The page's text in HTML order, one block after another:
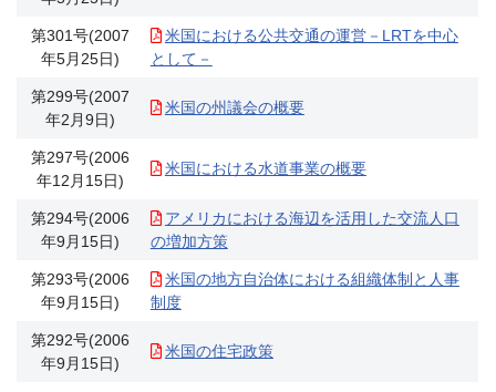
第301号(2007
年5月25日)
米国における公共交通の運営－LRTを中心
として－
第299号(2007
年2月9日)
米国の州議会の概要
第297号(2006
年12月15日)
米国における水道事業の概要
第294号(2006
年9月15日)
アメリカにおける海辺を活用した交流人口
の増加方策
第293号(2006
年9月15日)
米国の地方自治体における組織体制と人事
制度
第292号(2006
年9月15日)
米国の住宅政策